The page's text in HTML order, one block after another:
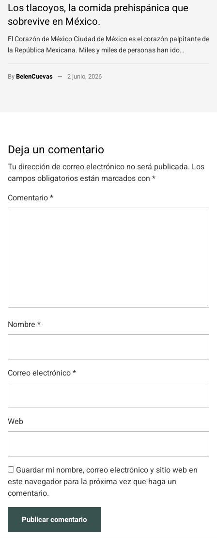
Los tlacoyos, la comida prehispánica que
sobrevive en México.
El Corazón de México Ciudad de México es el corazón palpitante de
la República Mexicana. Miles y miles de personas han ido…
ByBelenCuevas 2 junio, 2026
Deja un comentario
Tu dirección de correo electrónico no será publicada. Los
campos obligatorios están marcados con *
Comentario*
Nombre *
Correo electrónico*
Web
Guardar mi nombre, correo electrónico y sitio web en
este navegador para la próxima vez que haga un
comentario.